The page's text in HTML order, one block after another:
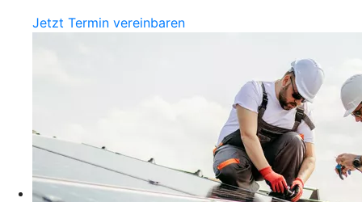
Jetzt Termin vereinbaren